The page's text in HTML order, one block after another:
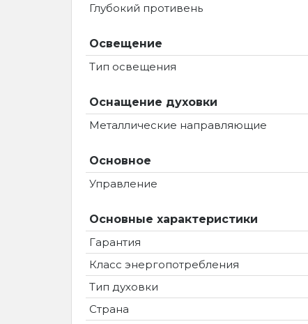
Глубокий противень
Освещение
Тип освещения
Оснащение духовки
Металлические направляющие
Основное
Управление
Основные характеристики
Гарантия
Класс энергопотребления
Тип духовки
Страна